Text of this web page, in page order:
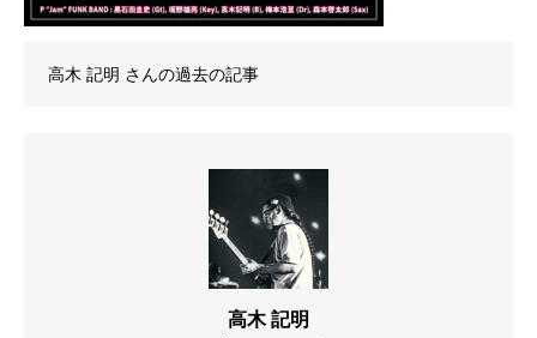
高木 記明 さんの過去の記事
高木 記明